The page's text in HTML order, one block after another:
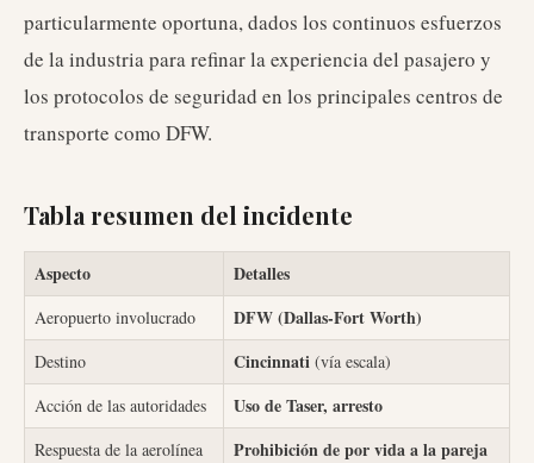
particularmente oportuna, dados los continuos esfuerzos
de la industria para refinar la experiencia del pasajero y
los protocolos de seguridad en los principales centros de
transporte como DFW.
Tabla resumen del incidente
Aspecto Detalles
Aeropuerto involucrado DFW (Dallas-Fort Worth)
Destino Cincinnati (vía escala)
Acción de las autoridades
Uso de Taser, arresto
Respuesta de la aerolínea Prohibición de por vida a la pareja